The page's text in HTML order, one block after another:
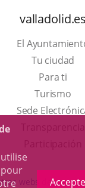
valladolid.es
El
Tu ciudad
Para ti
TurismoEste
una
Sede
webs del